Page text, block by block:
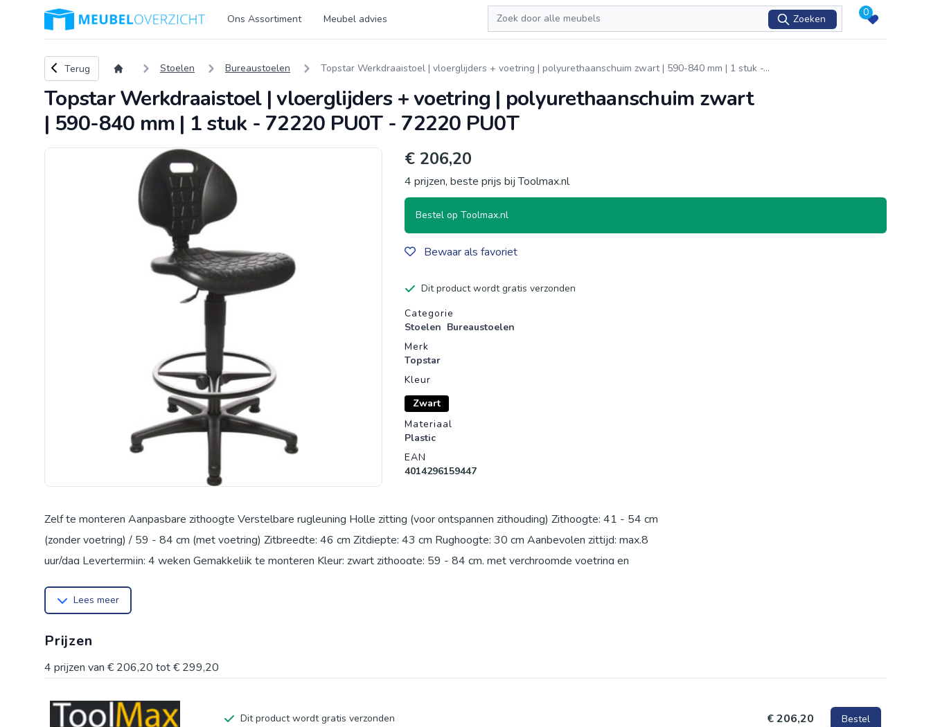
Logo Meubeloverzicht.nl Ons Assortiment Meubel advies
Zoeken
Zoeken
0
Terug naar overzicht
Terug Stoelen Bureaustoelen Topstar Werkdraaistoel | vloerglijders + voetring | polyurethaanschuim zwart | 590-840 mm | 1 stuk -...
Topstar Werkdraaistoel | vloerglijders + voetring | polyurethaanschuim zwart
| 590-840 mm | 1 stuk - 72220 PU0T - 72220 PU0T
€ 206,20
4 prijzen, beste prijs bij Toolmax.nl
Bestel op Toolmax.nl
Bewaar als favoriet
Dit product wordt gratis verzonden
Productgegevens
Categorie
Stoelen Bureaustoelen
Merk
Topstar
Kleur
Zwart
Materiaal
Plastic
EAN
4014296159447
Zelf te monteren Aanpasbare zithoogte Verstelbare rugleuning Holle zitting (voor ontspannen zithouding) Zithoogte: 41 - 54 cm
(zonder voetring) / 59 - 84 cm (met voetring) Zitbreedte: 46 cm Zitdiepte: 43 cm Rughoogte: 30 cm Aanbevolen zittijd: max.8
uur/dag Levertermijn: 4 weken Gemakkelijk te monteren Kleur: zwart zithoogte: 59 - 84 cm, met verchroomde voetring en
Lees meer
Prijzen
4 prijzen van € 206,20 tot€ 299,20
Dit product wordt gratis verzonden € 206,20 Bestel